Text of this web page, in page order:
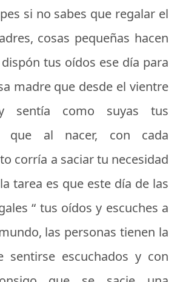
si no sabes que regalar el
, cosas pequeñas hacen
tus oídos ese día para
madre que desde el vientre
y sentía como suyas tus
que al nacer, con cada
corría a saciar tu necesidad
tarea es que este día de las
“ tus oídos y escuches a
las personas tienen la
sentirse escuchados y con